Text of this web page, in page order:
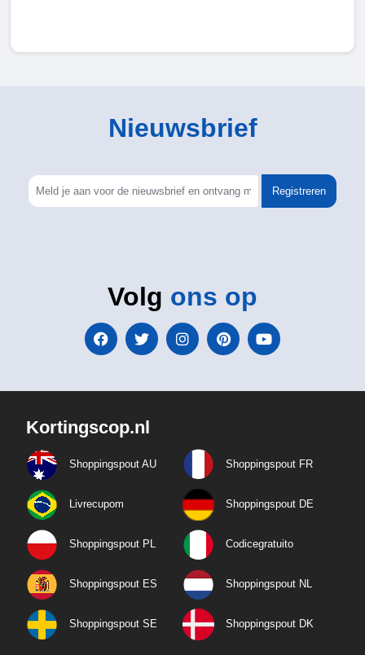
Nieuwsbrief
Registreren
Volg ons op
Kortingscop.nl
Shoppingspout AU Shoppingspout FR
Livrecupom Shoppingspout DE
Shoppingspout PL Codicegratuito
Shoppingspout ES Shoppingspout NL
Shoppingspout SE Shoppingspout DK